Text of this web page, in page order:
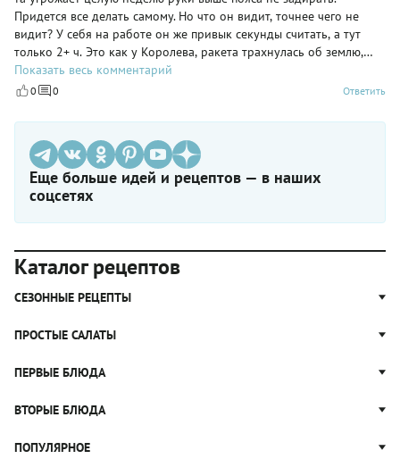
Придется все делать самому. Но что он видит, точнее чего не
видит? У себя на работе он же привык секунды считать, а тут
только 2+ ч. Это как у Королева, ракета трахнулась об землю,
военные сразу причину требуют, а Сергей Павлович хитро
подмигнет и все сразу "утечка топлива" как раз на 3-.
Показать весь комментарий
0 0 Ответить
Еще больше идей и рецептов — в наших
соцсетях
Каталог рецептов
СЕЗОННЫЕ РЕЦЕПТЫ
Рецепты из капусты
Рецепты с грибами
Яблочные пироги
Блюда из тыквы
ПРОСТЫЕ САЛАТЫ
Простые салаты
Салат Цезарь
Салат Нисуаз
ПЕРВЫЕ БЛЮДА
Щи
Рассольник
ВТОРЫЕ БЛЮДА
Котлеты
ПОПУЛЯРНОЕ